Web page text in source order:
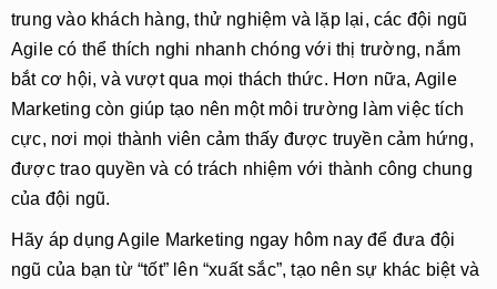
trung vào khách hàng, thử nghiệm và lặp lại, các đội ngũ
Agile có thể thích nghi nhanh chóng với thị trường, nắm
bắt cơ hội, và vượt qua mọi thách thức. Hơn nữa, Agile
Marketing còn giúp tạo nên một môi trường làm việc tích
cực, nơi mọi thành viên cảm thấy được truyền cảm hứng,
được trao quyền và có trách nhiệm với thành công chung
của đội ngũ.
Hãy áp dụng Agile Marketing ngay hôm nay để đưa đội
ngũ của bạn từ “tốt” lên “xuất sắc”, tạo nên sự khác biệt và